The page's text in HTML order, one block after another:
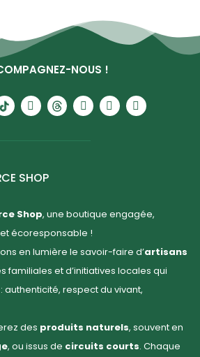
NOUS !
SHOP
Shop, une boutique engagée,
écoresponsable !
en lumière le savoir-faire d’artisans
familiales et d’initiatives locales qui
authenticité, respect du vivant,
des produits naturels, souvent en
, ou issus de circuits courts. Chaque